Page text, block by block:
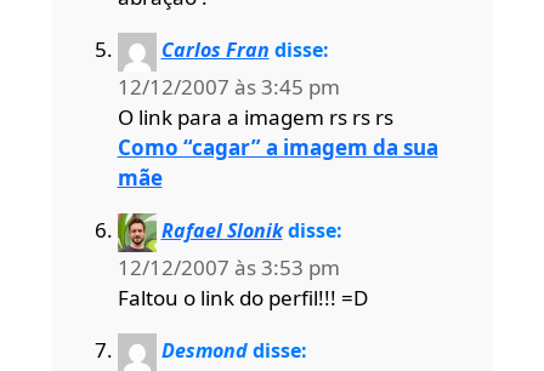
Carlos Fran disse:
12/12/2007 às 3:45 pm
O link para a imagem rs rs rs
Como “cagar” a imagem da sua
mãe
Rafael Slonik disse:
12/12/2007 às 3:53 pm
Faltou o link do perfil!!! =D
Desmond disse: